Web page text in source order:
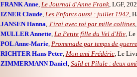
FRANK Anne, Le Journal d'Anne Frank, LGF,
IZNER Claude, Les Enfants aussi : juillet 1942,
JANSEN Hanna, J'irai avec toi par mille collines
MULLER Annette, La Petite fille du Vel d'Hiv, Le
POL Anne-Marie, Promenade par temps de guerre
RICHTER Hans Peter, Mon ami Frédéric, Le
ZIMMERMANN Daniel, Saïd et Pilule : deux